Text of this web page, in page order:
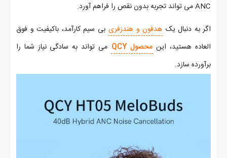
ANC می تواند تجربه بدون نقص را فراهم آورد.
اگر به دنبال یک هدفون و هندزفری بی سیم کارآمد، باکیفیت و فوق
العاده هستید، این محصول QCY
می تواند به سادگی نیاز شما را
برآورده سازد.